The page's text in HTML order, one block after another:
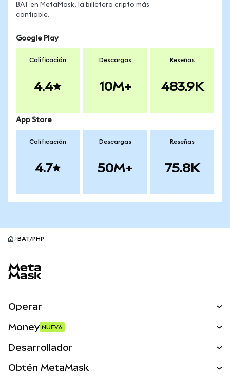
BAT en MetaMask, la billetera cripto más
confiable.
Google Play
Calificación
4.4
Descargas
10M+
Reseñas
483.9K
App Store
Calificación
4.7
Descargas
50M+
Reseñas
75.8K
BAT/PHP
Operar
Activos del mundo real
Money NUEVA
Desarrollador
Obtén MetaMask